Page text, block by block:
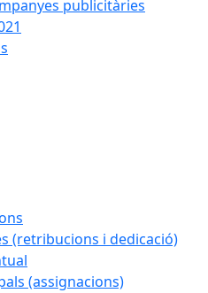
publicitàries
(retribucions i dedicació)
(assignacions)